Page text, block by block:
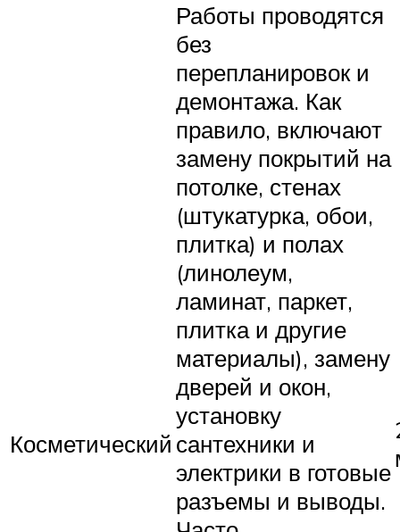
Косметический
Работы проводятся
без
перепланировок и
демонтажа. Как
правило, включают
замену покрытий на
потолке, стенах
(штукатурка, обои,
плитка) и полах
(линолеум,
ламинат, паркет,
плитка и другие
материалы), замену
дверей и окон,
установку
сантехники и
электрики в готовые
разъемы и выводы.